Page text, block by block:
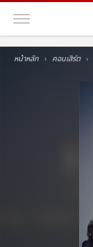
หน้าหลัก คอนเสิร์ต